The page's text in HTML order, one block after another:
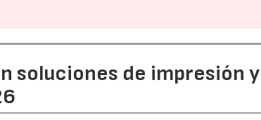
soluciones de impresión y